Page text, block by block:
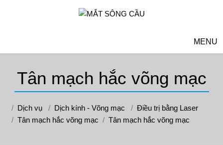
MENU
Tân mạch hắc võng mạc
Dịch vụ Dịch kính - Võng mạc
Điều trị bằng Laser
Tân mạch hắc võng mạc
Tân mạch hắc võng mạc